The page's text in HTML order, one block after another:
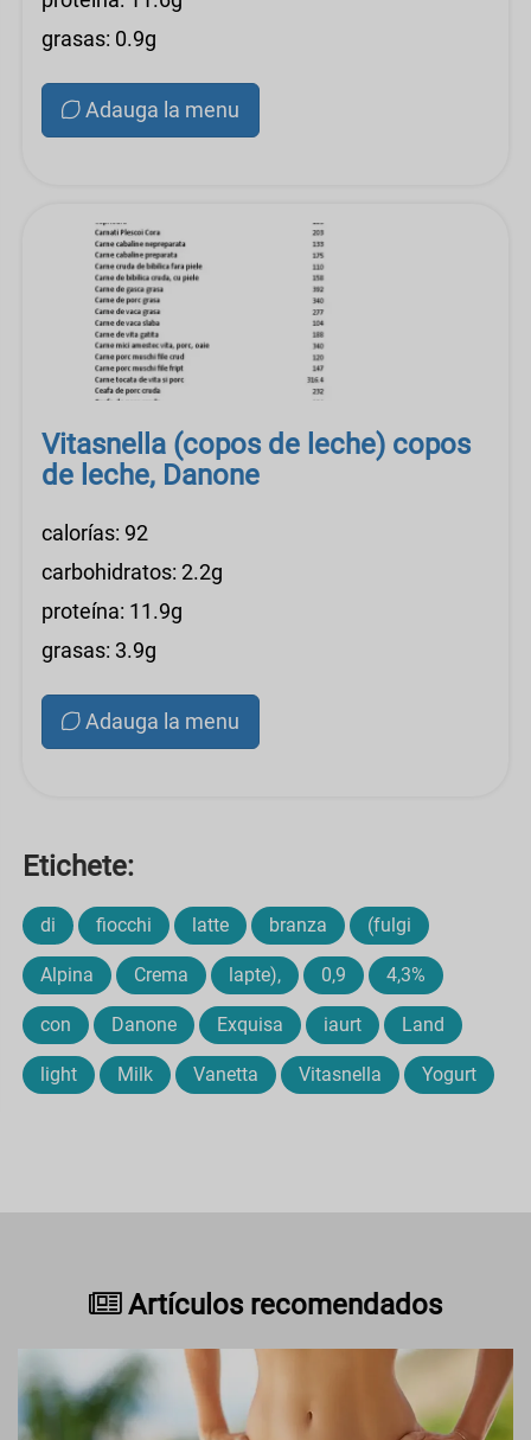
grasas: 0.9g
Adauga la menu
Vitasnella (copos de leche) copos
de leche, Danone
calorías: 92
carbohidratos: 2.2g
proteína: 11.9g
grasas: 3.9g
Adauga la menu
Etichete:
di fiocchi latte branza (fulgi
Alpina Crema lapte), 0,9 4,3%
con Danone Exquisa iaurt Land
light Milk Vanetta Vitasnella Yogurt
Artículos recomendados